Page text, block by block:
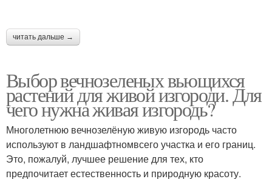
читать дальше →
Выбор вечнозеленых вьющихся
растений для живой изгороди. Для
чего нужна живая изгородь?
Многолетнюю вечнозелёную живую изгородь часто
используют в ландшафтномвсего участка и его границ.
Это, пожалуй, лучшее решение для тех, кто
предпочитает естественность и природную красоту.